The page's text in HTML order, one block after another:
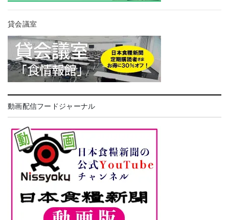
貸会議室
動画配信フードジャーナル